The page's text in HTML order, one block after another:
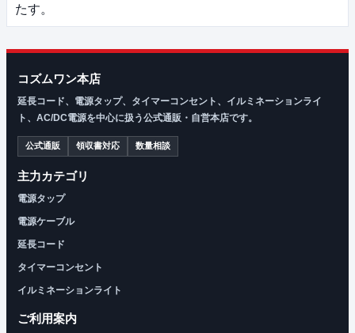
たす。
コズムワン本店
延長コード、電源タップ、タイマーコンセント、イルミネーションライ
ト、AC/DC電源を中心に扱う公式通販・自営本店です。
公式通販 領収書対応 数量相談
主力カテゴリ
電源タップ
電源ケーブル
延長コード
タイマーコンセント
イルミネーションライト
ご利用案内